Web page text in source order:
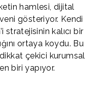
hamlesi, dijital
gösteriyor. Kendi
stratejisinin kalıcı bir
ortaya koydu. Bu
çekici kurumsal
biri yapıyor.